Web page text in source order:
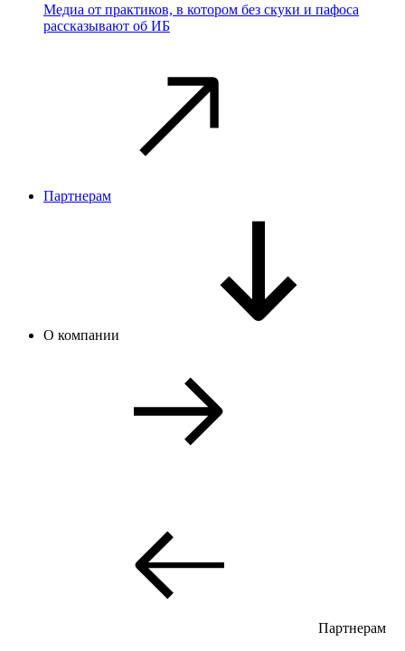
Медиа от практиков, в котором без скуки и пафоса
рассказывают об ИБ
Партнерам
О компании
Партнерам